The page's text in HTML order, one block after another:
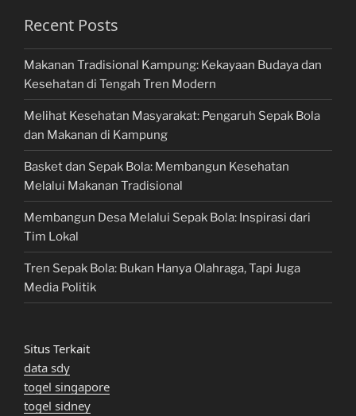
Recent Posts
Makanan Tradisional Kampung: Kekayaan Budaya dan
Kesehatan di Tengah Tren Modern
Melihat Kesehatan Masyarakat: Pengaruh Sepak Bola
dan Makanan di Kampung
Basket dan Sepak Bola: Membangun Kesehatan
Melalui Makanan Tradisional
Membangun Desa Melalui Sepak Bola: Inspirasi dari
Tim Lokal
Tren Sepak Bola: Bukan Hanya Olahraga, Tapi Juga
Media Politik
Situs Terkait
data sdy
togel singapore
togel sidney